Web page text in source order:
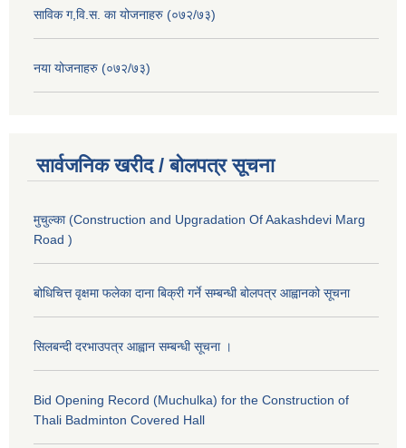
साविक ग,वि.स. का योजनाहरु (०७२/७३)
नया योजनाहरु (०७२/७३)
सार्वजनिक खरीद / बोलपत्र सूचना
मुचुल्का (Construction and Upgradation Of Aakashdevi Marg
Road )
बोधिचित्त वृक्षमा फलेका दाना बिक्री गर्ने सम्बन्धी बोलपत्र आह्वानको सूचना
सिलबन्दी दरभाउपत्र आह्वान सम्बन्धी सूचना ।
Bid Opening Record (Muchulka) for the Construction of
Thali Badminton Covered Hall